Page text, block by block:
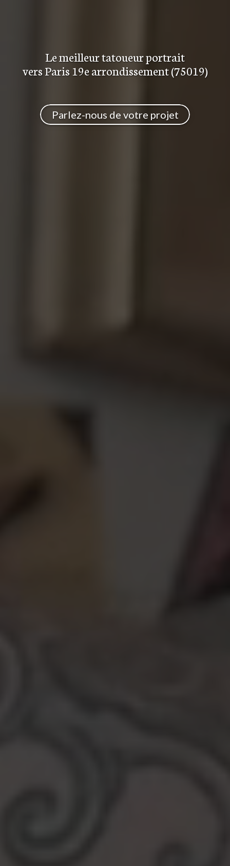
Le meilleurtatoueur portrait
vers Paris 19e arrondissement (75019)
Parlez-nous de votre projet